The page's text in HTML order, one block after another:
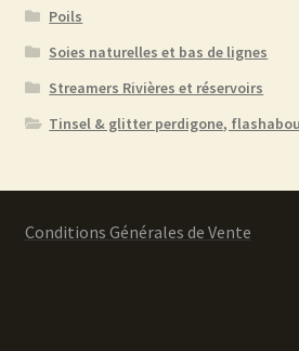
Poils
Soies naturelles et bas de lignes
Streamers Rivières et réservoirs
Tinsel & glitter perdigone,
Conditions Générales de Vente